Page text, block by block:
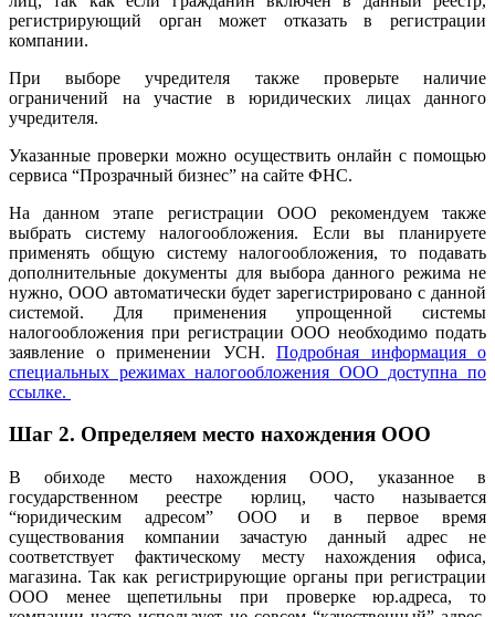
регистрирующий орган может отказать в регистрации
компании.
При выборе учредителя также проверьте наличие
ограничений на участие в юридических лицах данного
учредителя.
Указанные проверки можно осуществить онлайн с помощью
сервиса “Прозрачный бизнес” на сайте ФНС.
На данном этапе регистрации ООО рекомендуем также
выбрать систему налогообложения. Если вы планируете
применять общую систему налогообложения, то подавать
дополнительные документы для выбора данного режима не
нужно, ООО автоматически будет зарегистрировано с данной
системой. Для применения упрощенной системы
налогообложения при регистрации ООО необходимо подать
заявление о применении УСН. Подробная информация о
специальных режимах налогообложения ООО доступна по
ссылке.
Шаг 2. Определяем место нахождения ООО
В обиходе место нахождения ООО, указанное в
государственном реестре юрлиц, часто называется
“юридическим адресом” ООО и в первое время
существования компании зачастую данный адрес не
соответствует фактическому месту нахождения офиса,
магазина. Так как регистрирующие органы при регистрации
ООО менее щепетильны при проверке юр.адреса, то